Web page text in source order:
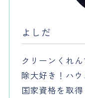
よしだ
クリーンくれ
除大好き！ハ
国家資格を取